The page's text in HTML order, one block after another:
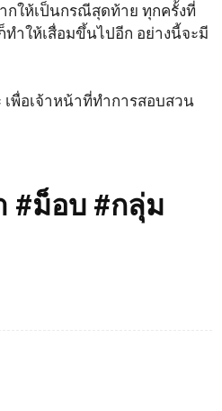
กให้เป็นกรณีสุดท้าย ทุกครั้งที่
ำให้เสื่อมขึ้นไปอีก อย่างนี้จะมี
พื่อเจ้าหน้าที่ทำการสอบสวน
#ม็อบ #กลุ่ม